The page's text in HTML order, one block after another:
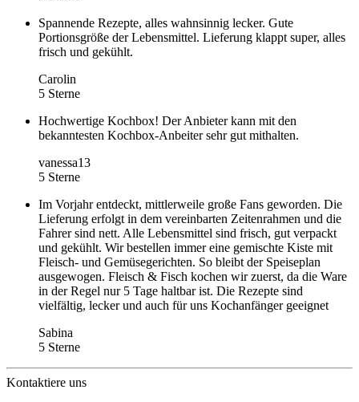
Spannende Rezepte, alles wahnsinnig lecker. Gute
Portionsgröße der Lebensmittel. Lieferung klappt super, alles
frisch und gekühlt.
Carolin
5 Sterne
Hochwertige Kochbox! Der Anbieter kann mit den
bekanntesten Kochbox-Anbeiter sehr gut mithalten.
vanessa13
5 Sterne
Im Vorjahr entdeckt, mittlerweile große Fans geworden. Die
Lieferung erfolgt in dem vereinbarten Zeitenrahmen und die
Fahrer sind nett. Alle Lebensmittel sind frisch, gut verpackt
und gekühlt. Wir bestellen immer eine gemischte Kiste mit
Fleisch- und Gemüsegerichten. So bleibt der Speiseplan
ausgewogen. Fleisch & Fisch kochen wir zuerst, da die Ware
in der Regel nur 5 Tage haltbar ist. Die Rezepte sind
vielfältig, lecker und auch für uns Kochanfänger geeignet
Sabina
5 Sterne
Kontaktiere uns